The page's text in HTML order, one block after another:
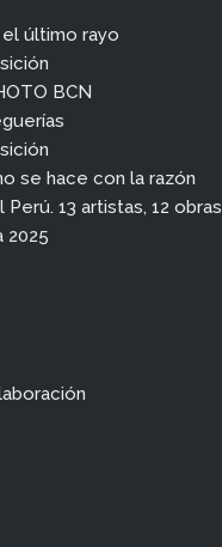
último rayo
BCN
se hace con la razón
Perú. 13 artistas, 12 obras
2025